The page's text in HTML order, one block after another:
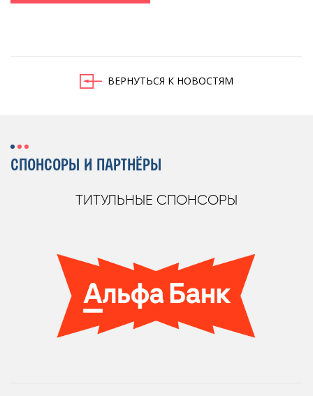
ВЕРНУТЬСЯ К НОВОСТЯМ
СПОНСОРЫ И ПАРТНЁРЫ
ТИТУЛЬНЫЕ СПОНСОРЫ